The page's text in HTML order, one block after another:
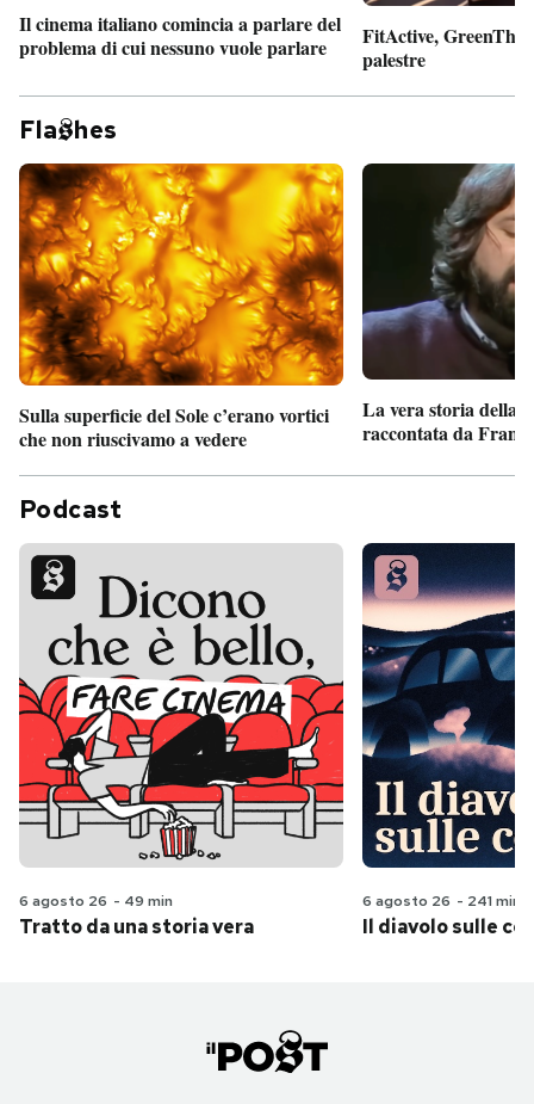
Il cinema italiano comincia a parlare del
problema di cui nessuno vuole parlare
FitActive,
palestre
Fla hes
Sulla superficie del Sole c’erano vortici
che non riuscivamo a vedere
La vera storia della
raccontata da
Podcast
6 agosto 26 - 49 min
Tratto da una storia vera
6 agosto 26 - 241 min
Il diavolo sulle